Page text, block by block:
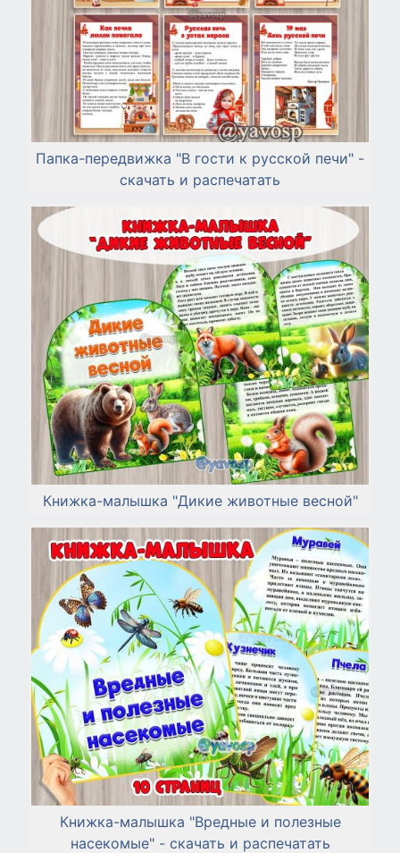
Папка-передвижка "В гости к русской печи" -
скачать и распечатать
Книжка-малышка "Дикие животные весной"
Книжка-малышка "Вредные и полезные
насекомые" - скачать и распечатать